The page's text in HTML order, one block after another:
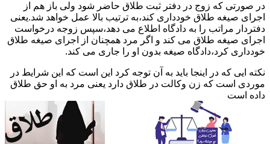
در صورتی که زوج در دفتر ثبت طلاق حاضر شود ولی باز هم از
اجرای صیغه طلاق خودداری کند،به ترتیب بالا عمل خواهد شد.یعنی
دفتردار مراتب را به دادگاه اطلاع می دهد،سپس زوجه درخواست
اجرای صیغه طلاق می کند و اگر مرد همچنان از اجرای صیغه طلاق
خودداری کرد،دادگاه صیغه بدون او را جاری می کند.
نکته ایی که در اینجا باید به آن توجه کرد این است که این شرایط در
موردی است که زن وکالت در طلاق دارد یعنی مرد به او حق طلاق
داده است